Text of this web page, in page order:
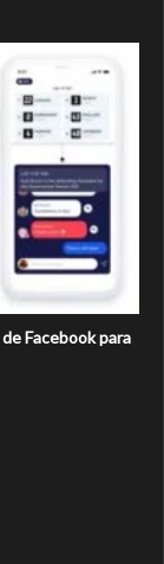
Facebook para